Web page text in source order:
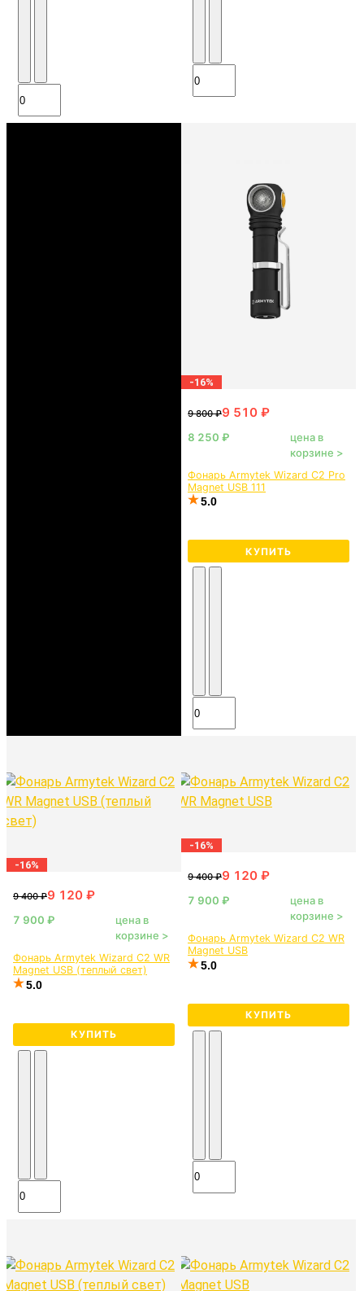
-16%
цена в
корзине >
Фонарь Armytek Wizard C2 Pro
Magnet USB 111
5.0
КУПИТЬ
-16%
цена в
корзине >
Фонарь Armytek Wizard C2 WR
Magnet USB (теплый свет)
5.0
КУПИТЬ
-16%
цена в
корзине >
Фонарь Armytek Wizard C2 WR
Magnet USB
5.0
КУПИТЬ